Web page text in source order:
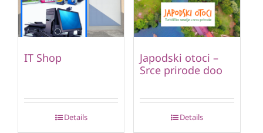
IT Shop
Details
Japodski otoci –
Srce prirode doo
Details